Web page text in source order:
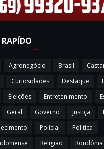
RAPÍDO
Agronegócio Brasil
Curiosidades Destaque
Eleições Entretenimento
Geral Governo Justiça
Policial
Politica
Religião Rondônia